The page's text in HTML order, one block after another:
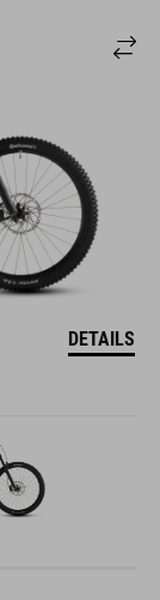
DETAILS